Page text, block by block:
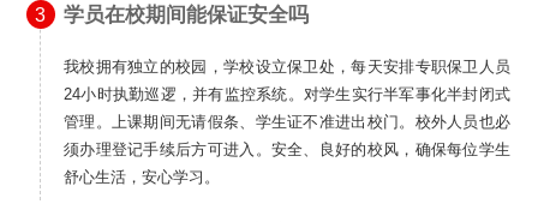
学员在校期间能保证安全吗
3
我校拥有独立的校园，学校设立保卫处，每天安排专职保卫人员
24小时执勤巡逻，并有监控系统。对学生实行半军事化半封闭式
管理。上课期间无请假条、学生证不准进出校门。校外人员也必
须办理登记手续后方可进入。安全、良好的校风，确保每位学生
舒心生活，安心学习。